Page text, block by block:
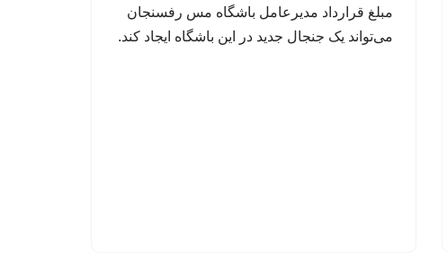
مبلغ قرارداد مدیرعامل باشگاه مس رفسنجان
می‌تواند یک جنجال جدید در این باشگاه ایجاد کند.